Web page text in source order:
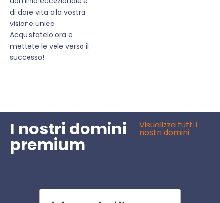
di dare vita alla vostra
visione unica.
Acquistatelo ora e
mettete le vele verso il
successo!
I nostri domini
premium
Visualizza tutti i
nostri domini